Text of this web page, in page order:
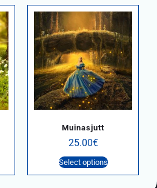
Muinasjutt
25.00€
Select options